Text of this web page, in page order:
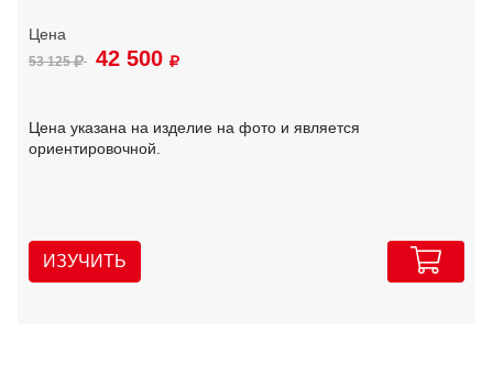
53 125 42 500
Цена указана на изделие на фото и является
ориентировочной.
ИЗУЧИТЬ